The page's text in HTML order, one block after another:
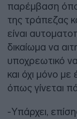
παρέμβαση
της τράπεζας
είναι
δικαίωμα να
υποχρεωτικό
και όχι μόνο
όπως γίνεται
-Υπάρχει,